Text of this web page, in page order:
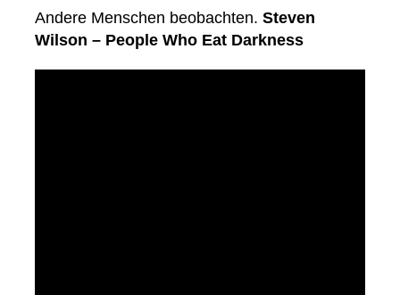
Andere Menschen beobachten. Steven
Wilson – People Who Eat Darkness